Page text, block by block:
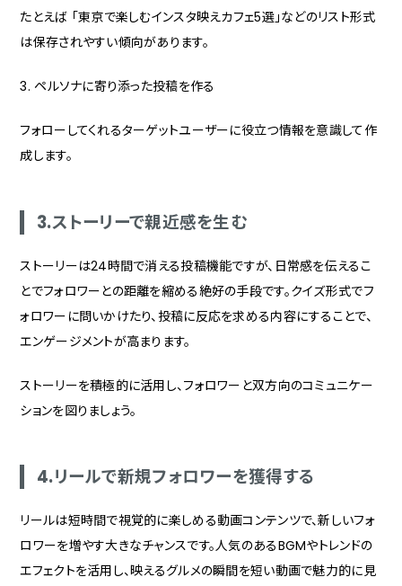
たとえば 「東京で楽しむインスタ映えカフェ5選」などのリスト形式
は保存されやすい傾向があります。
3. ペルソナに寄り添った投稿を作る
フォローしてくれるターゲットユーザーに役立つ情報を意識して作
成します。
3.ストーリーで親近感を生む
ストーリーは24時間で消える投稿機能ですが、日常感を伝えるこ
とでフォロワーとの距離を縮める絶好の手段です。クイズ形式でフ
ォロワーに問いかけたり、投稿に反応を求める内容にすることで、
エンゲージメントが高まります。
ストーリーを積極的に活用し、フォロワーと双方向のコミュニケー
ションを図りましょう。
4.リールで新規フォロワーを獲得する
リールは短時間で視覚的に楽しめる動画コンテンツで、新しいフォ
ロワーを増やす大きなチャンスです。人気のあるBGMやトレンドの
エフェクトを活用し、映えるグルメの瞬間を短い動画で魅力的に見